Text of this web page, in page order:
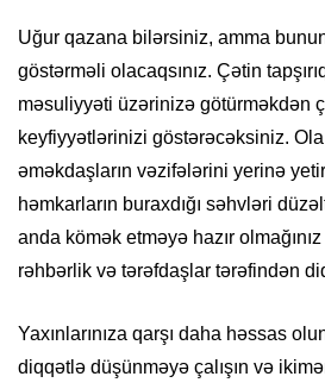
Uğur qazana bilərsiniz, amma
göstərməli olacaqsınız. Çətin
məsuliyyəti üzərinizə götürməkdən
keyfiyyətlərinizi göstərəcəksiniz.
əməkdaşların vəzifələrini yerinə
həmkarların buraxdığı səhvləri
anda kömək etməyə hazır
rəhbərlik və tərəfdaşlar tərəfindən
Yaxınlarınıza qarşı daha həssas
diqqətlə düşünməyə çalışın və